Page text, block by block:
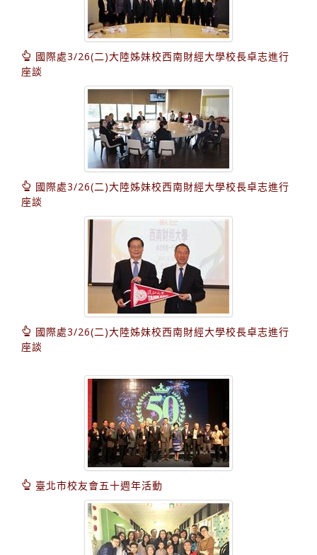
國際處3/26(二)大陸姊妹校西南財經大學校長卓志進行
座談
國際處3/26(二)大陸姊妹校西南財經大學校長卓志進行
座談
國際處3/26(二)大陸姊妹校西南財經大學校長卓志進行
座談
臺北市校友會五十週年活動